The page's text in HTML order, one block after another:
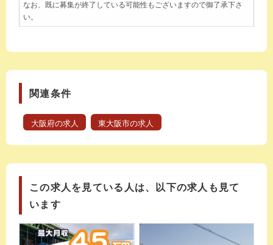
なお、既に募集が終了している可能性もございますので御了承下さ
い。
関連条件
大阪府の求人 東大阪市の求人
この求人を見ている人は、以下の求人も見て
います